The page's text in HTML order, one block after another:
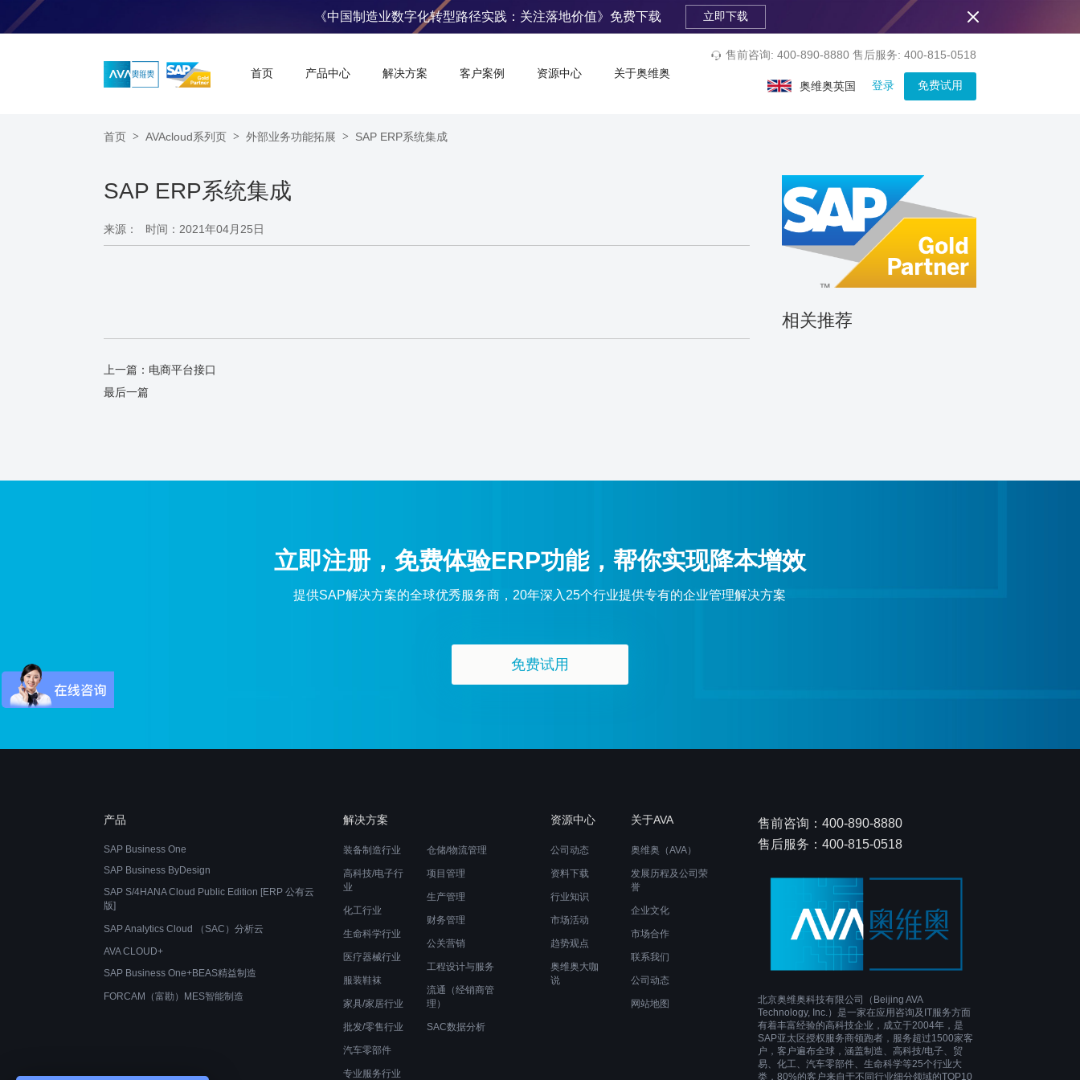
《中国制造业数字化转型路径实践：关注落地价值》免费下载 立即下载
首页 产品中心 解决方案 客户案例 资源中心 关于奥维奥
售前咨询: 400-890-8880 售后服务: 400-815-0518
奥维奥英国 登录 免费试用
首页 > AVAcloud系列页 > 外部业务功能拓展 > SAP ERP系统集成
SAP ERP系统集成
来源： 时间：2021年04月25日
上一篇： 电商平台接口
最后一篇
相关推荐
立即注册，免费体验ERP功能，帮你实现降本增效
提供SAP解决方案的全球优秀服务商，20年深入25个行业提供专有的企业管理解决方案
免费试用
产品
SAP Business One
SAP Business ByDesign
SAP S/4HANA Cloud Public Edition [ERP 公有云
版]
SAP Analytics Cloud （SAC）分析云
AVA CLOUD+
SAP Business One+BEAS精益制造
FORCAM（富勘）MES智能制造
解决方案
装备制造行业
高科技/电子行
业
化工行业
生命科学行业
医疗器械行业
服装鞋袜
家具/家居行业
批发/零售行业
汽车零部件
专业服务行业
仓储/物流管理
项目管理
生产管理
财务管理
公关营销
工程设计与服务
流通（经销商管
理）
SAC数据分析
资源中心
公司动态
资料下载
行业知识
市场活动
趋势观点
奥维奥大咖
说
关于AVA
奥维奥（AVA）
发展历程及公司荣
誉
企业文化
市场合作
联系我们
公司动态
网站地图
售前咨询：400-890-8880
售后服务：400-815-0518
北京奥维奥科技有限公司（Beijing AVA
Technology, Inc.）是一家在应用咨询及IT服务方面
有着丰富经验的高科技企业，成立于2004年，是
SAP亚太区授权服务商领跑者，服务超过1500家客
户，客户遍布全球，涵盖制造、高科技/电子、贸
易、化工、汽车零部件、生命科学等25个行业大
类，80%的客户来自于不同行业细分领域的TOP10